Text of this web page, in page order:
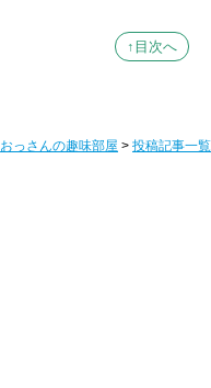
↑目次へ
おっさんの趣味部屋 > 投稿記事一覧